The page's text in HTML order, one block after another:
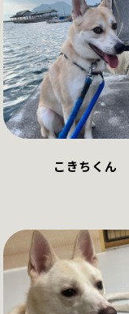
こきちくん